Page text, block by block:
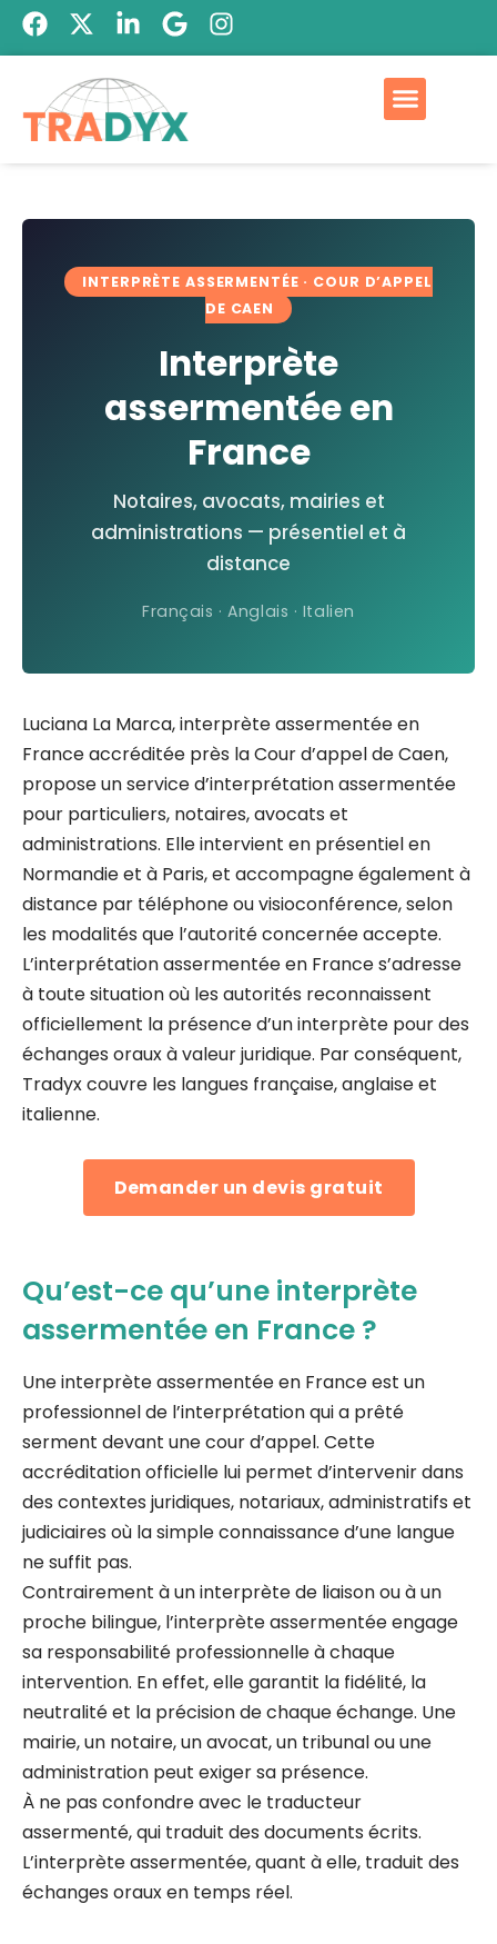
INTERPRÈTE ASSERMENTÉE · COUR D’APPEL
DE CAEN
Interprète
assermentée en
France
Notaires, avocats, mairies et
administrations — présentiel et à
distance
Français · Anglais · Italien
Luciana La Marca, interprète assermentée en
France accréditée près la Cour d’appel de Caen,
propose un service d’interprétation assermentée
pour particuliers, notaires, avocats et
administrations. Elle intervient en présentiel en
Normandie et à Paris, et accompagne également à
distance par téléphone ou visioconférence, selon
les modalités que l’autorité concernée accepte.
L’interprétation assermentée en France s’adresse
à toute situation où les autorités reconnaissent
officiellement la présence d’un interprète pour des
échanges oraux à valeur juridique. Par conséquent,
Tradyx couvre les langues française, anglaise et
italienne.
Demander un devis gratuit
Qu’est-ce qu’une interprète
assermentée en France ?
Une interprète assermentée en France est un
professionnel de l’interprétation qui a prêté
serment devant une cour d’appel. Cette
accréditation officielle lui permet d’intervenir dans
des contextes juridiques, notariaux, administratifs et
judiciaires où la simple connaissance d’une langue
ne suffit pas.
Contrairement à un interprète de liaison ou à un
proche bilingue, l’interprète assermentée engage
sa responsabilité professionnelle à chaque
intervention. En effet, elle garantit la fidélité, la
neutralité et la précision de chaque échange. Une
mairie, un notaire, un avocat, un tribunal ou une
administration peut exiger sa présence.
À ne pas confondre avec le traducteur
assermenté, qui traduit des documents écrits.
L’interprète assermentée, quant à elle, traduit des
échanges oraux en temps réel.